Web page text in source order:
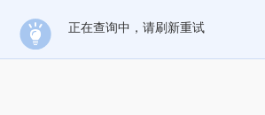
正在查询中，请刷新重试